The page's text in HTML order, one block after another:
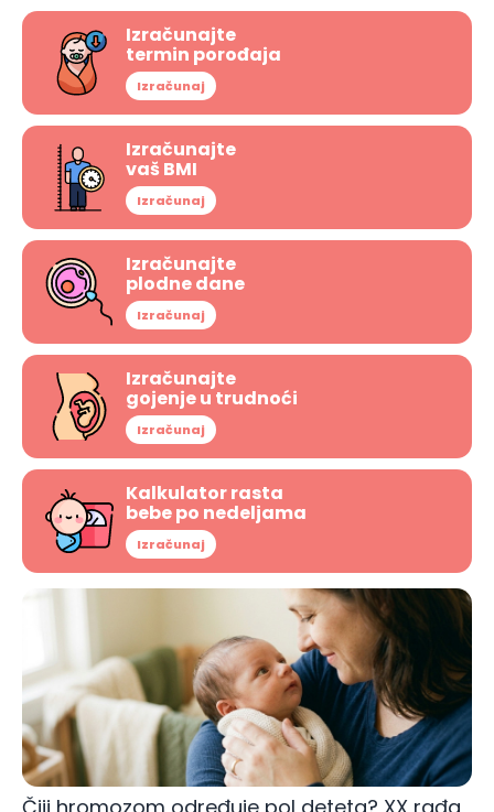
Izračunajte
termin porođaja
Izračunaj
Izračunajte
vaš BMI
Izračunaj
Izračunajte
plodne dane
Izračunaj
Izračunajte
gojenje u trudnoći
Izračunaj
Kalkulator rasta
bebe po nedeljama
Izračunaj